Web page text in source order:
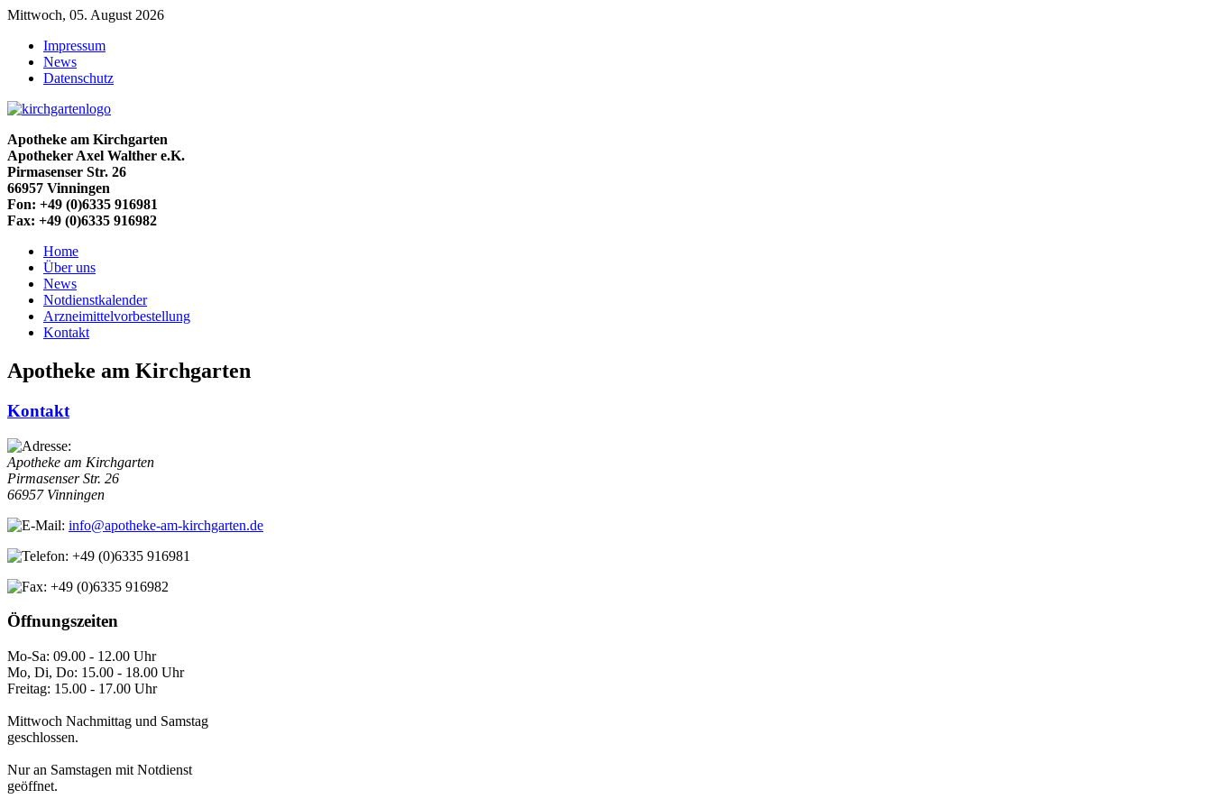
Mittwoch, 05. August 2026
Impressum
News
Datenschutz
Apotheke am Kirchgarten
Apotheker Axel Walther e.K.
Pirmasenser Str. 26
66957 Vinningen
Fon: +49 (0)6335 916981
Fax: +49 (0)6335 916982
Home
Über uns
News
Notdienstkalender
Arzneimittelvorbestellung
Kontakt
Apotheke am Kirchgarten
Kontakt
Apotheke am Kirchgarten
Pirmasenser Str. 26
66957 Vinningen
info@apotheke-am-kirchgarten.de
+49 (0)6335 916981
+49 (0)6335 916982
Öffnungszeiten
Mo-Sa: 09.00 - 12.00 Uhr
Mo, Di, Do: 15.00 - 18.00 Uhr
Freitag: 15.00 - 17.00 Uhr
Mittwoch Nachmittag und Samstag
geschlossen.
Nur an Samstagen mit Notdienst
geöffnet.